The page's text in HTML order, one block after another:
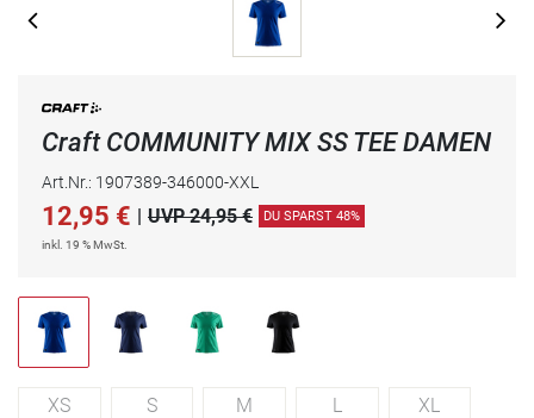
Craft COMMUNITY MIX SS TEE DAMEN
Art.Nr.: 1907389-346000-XXL
12,95 € | UVP 24,95 € DU SPARST 48%
inkl. 19 % MwSt.
XS S M L XL